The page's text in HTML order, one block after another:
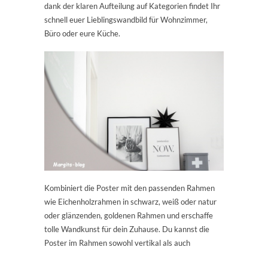
dank der klaren Aufteilung auf Kategorien findet Ihr
schnell euer Lieblingswandbild für Wohnzimmer,
Büro oder eure Küche.
Kombiniert die Poster mit den passenden Rahmen
wie Eichenholzrahmen in schwarz, weiß oder natur
oder glänzenden, goldenen Rahmen und erschaffe
tolle Wandkunst für dein Zuhause. Du kannst die
Poster im Rahmen sowohl vertikal als auch